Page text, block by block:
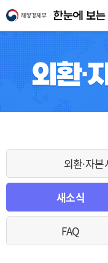
외환·자
새소식
FAQ